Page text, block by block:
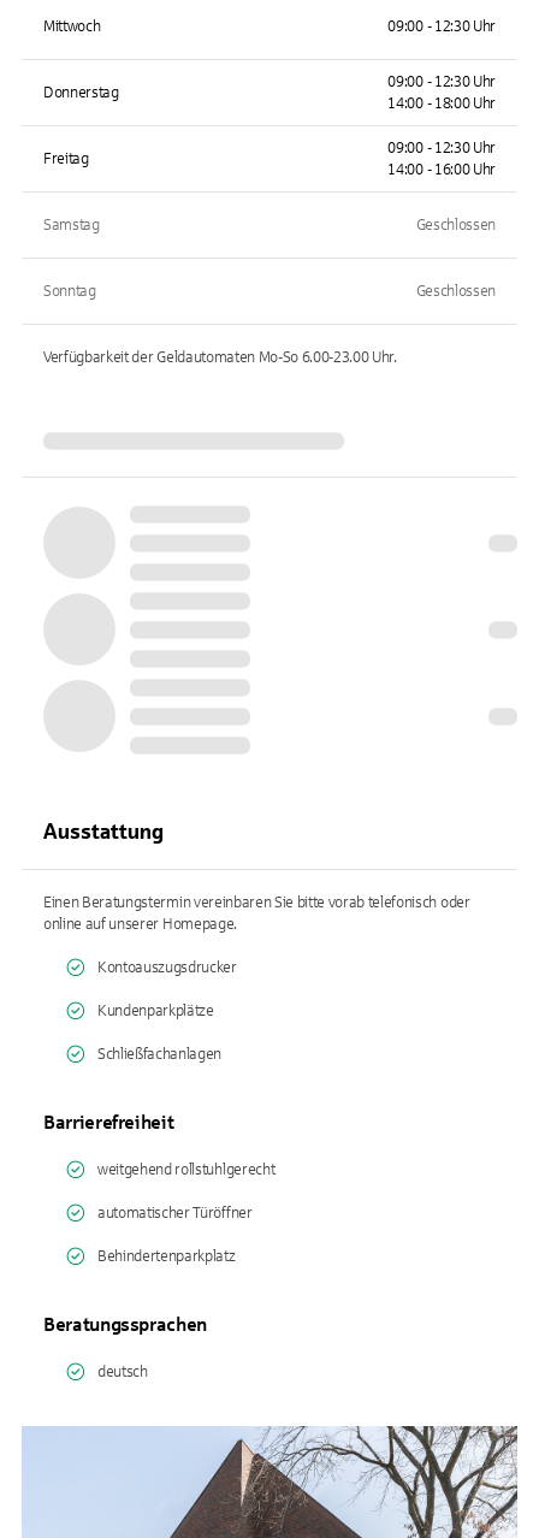
Mittwoch 09:00 - 12:30 Uhr
Donnerstag
09:00 - 12:30 Uhr
14:00 - 18:00 Uhr
Freitag
09:00 - 12:30 Uhr
14:00 - 16:00 Uhr
Samstag Geschlossen
Sonntag Geschlossen
Verfügbarkeit der Geldautomaten Mo-So 6.00-23.00Uhr.
Ausstattung
Einen Beratungstermin vereinbaren Sie bitte vorab telefonisch oder
online auf unserer Homepage.
Kontoauszugsdrucker
Kundenparkplätze
Schließfachanlagen
Barrierefreiheit
weitgehend rollstuhlgerecht
automatischer Türöffner
Behindertenparkplatz
Beratungssprachen
deutsch